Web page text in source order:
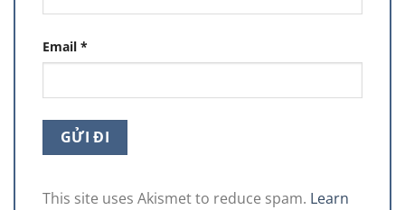
Email *
This site uses Akismet to reduce spam. Learn